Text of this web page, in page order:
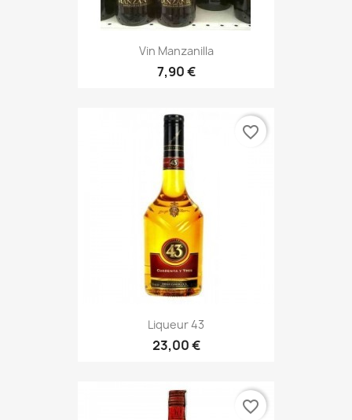
Vin Manzanilla
7,90 €
Liqueur 43
23,00 €
favorite_border
favorite_border